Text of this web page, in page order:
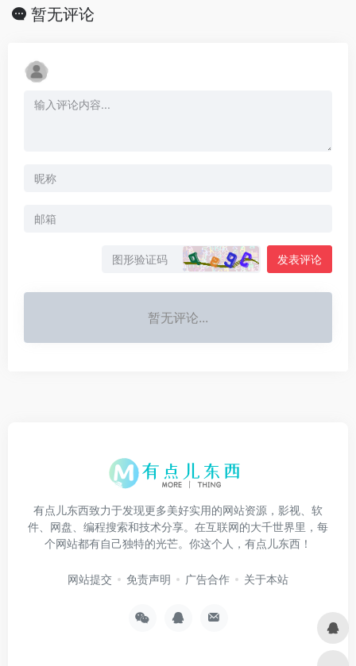
暂无评论
发表评论
暂无评论...
有点儿东西致力于发现更多美好实用的网站资源，影视、软
件、网盘、编程搜索和技术分享。在互联网的大千世界里，每
个网站都有自己独特的光芒。你这个人，有点儿东西！
网站提交 免责声明 广告合作 关于本站